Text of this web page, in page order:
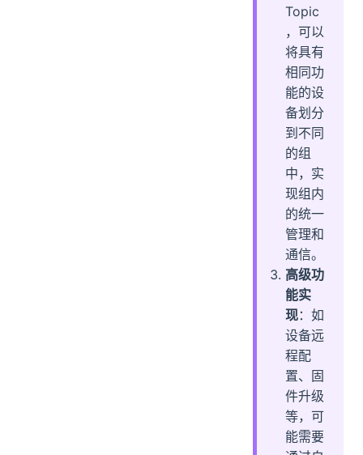
Topic
，可以
将具有
相同功
能的设
备划分
到不同
的组
中，实
现组内
的统一
管理和
通信。
高级功
能实
现：如
设备远
程配
置、固
件升级
等，可
能需要